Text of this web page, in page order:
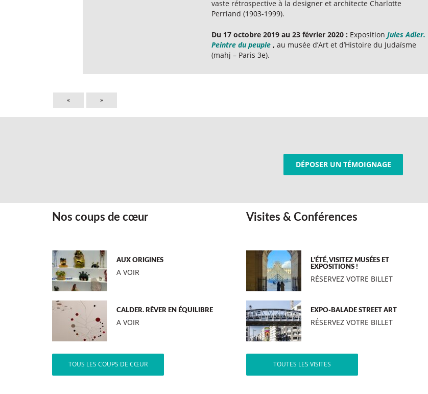
vaste rétrospective à la designer et ­architecte Charlotte
Perriand (1903-1999).
Du 17 octobre 2019 au 23 février 2020 : Exposition Jules Adler.
Peintre du peuple , au musée d’Art et d’Histoire du Judaïsme
(mahj – Paris 3e).
« »
DÉPOSER UN TÉMOIGNAGE
Nos coups de cœur
AUX ORIGINES
A VOIR
CALDER. RÊVER EN ÉQUILIBRE
A VOIR
TOUS LES COUPS DE CŒUR
Visites & Conférences
L’ÉTÉ, VISITEZ MUSÉES ET
EXPOSITIONS !
RÉSERVEZ VOTRE BILLET
EXPO-BALADE STREET ART
RÉSERVEZ VOTRE BILLET
TOUTES LES VISITES